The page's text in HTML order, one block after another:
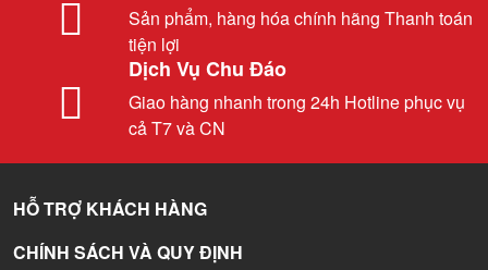
Sản phẩm, hàng hóa chính hãng Thanh toán
tiện lợi
Dịch Vụ Chu Đáo
Giao hàng nhanh trong 24h Hotline phục vụ
cả T7 và CN
HỖ TRỢ KHÁCH HÀNG
CHÍNH SÁCH VÀ QUY ĐỊNH